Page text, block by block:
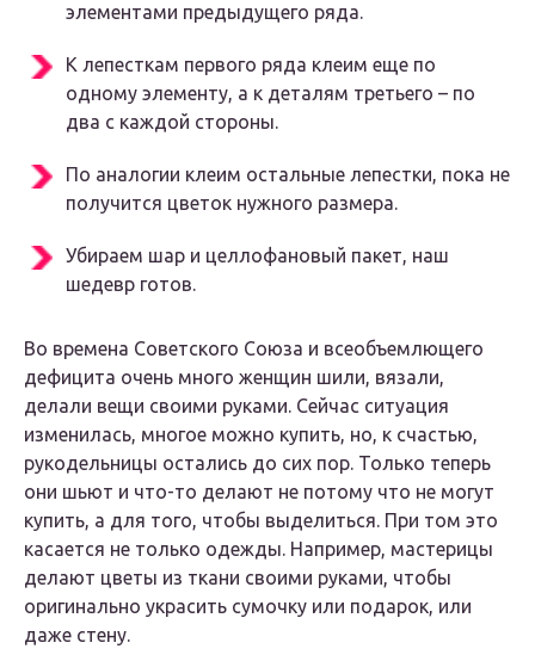
элементами предыдущего ряда.
К лепесткам первого ряда клеим еще по
одному элементу, а к деталям третьего – по
два с каждой стороны.
По аналогии клеим остальные лепестки, пока не
получится цветок нужного размера.
Убираем шар и целлофановый пакет, наш
шедевр готов.
Во времена Советского Союза и всеобъемлющего
дефицита очень много женщин шили, вязали,
делали вещи своими руками. Сейчас ситуация
изменилась, многое можно купить, но, к счастью,
рукодельницы остались до сих пор. Только теперь
они шьют и что-то делают не потому что не могут
купить, а для того, чтобы выделиться. При том это
касается не только одежды. Например, мастерицы
делают цветы из ткани своими руками, чтобы
оригинально украсить сумочку или подарок, или
даже стену.